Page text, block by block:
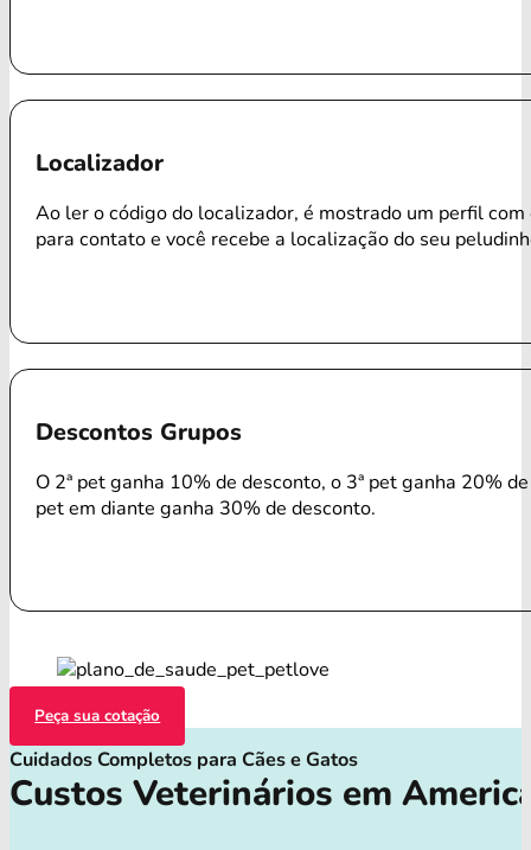
Localizador
Ao ler o código do localizador, é mostrado um perfil com
para contato e você recebe a localização do seu
Descontos Grupos
O 2ª pet ganha 10% de desconto, o 3ª pet ganha 20%
pet em diante ganha 30% de desconto.
Peça sua cotação
Cuidados Completos para Cães e Gatos
Custos Veterinários em